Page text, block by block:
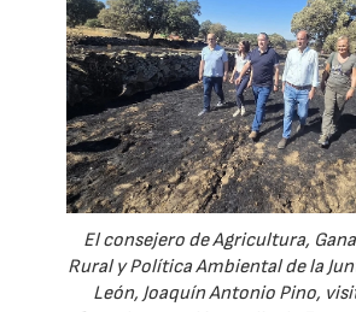
El consejero de Agricultura,
Rural y Política Ambiental de la
León, Joaquín Antonio Pino,